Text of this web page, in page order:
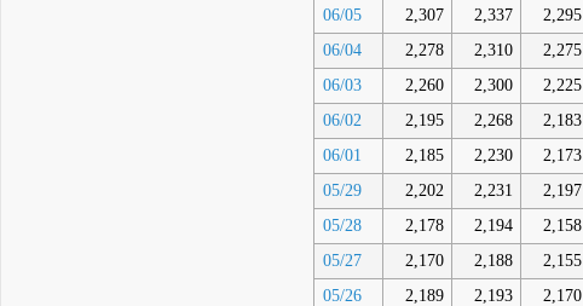
06/05
2,307 2,337 2,295
06/04
2,278 2,310 2,275
06/03
2,260 2,300 2,225
06/02
2,195 2,268 2,183
06/01
2,185 2,230 2,173
05/29
2,202 2,231 2,197
05/28
2,178 2,194 2,158
05/27
2,170 2,188 2,155
05/26
2,189 2,193 2,170